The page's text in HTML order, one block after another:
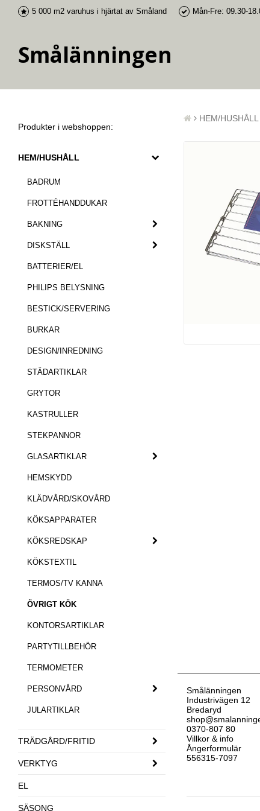
5 000 m2 varuhus i hjärtat av Småland Mån-Fre: 09.30-
Smålänningen
Produkter i webshoppen:
HEM/HUSHÅLL
BADRUM
FROTTÉHANDDUKAR
BAKNING
DISKSTÄLL
BATTERIER/EL
PHILIPS BELYSNING
BESTICK/SERVERING
BURKAR
DESIGN/INREDNING
STÄDARTIKLAR
GRYTOR
KASTRULLER
STEKPANNOR
GLASARTIKLAR
HEMSKYDD
KLÄDVÅRD/SKOVÅRD
KÖKSAPPARATER
KÖKSREDSKAP
KÖKSTEXTIL
TERMOS/TV KANNA
ÖVRIGT KÖK
KONTORSARTIKLAR
PARTYTILLBEHÖR
TERMOMETER
PERSONVÅRD
JULARTIKLAR
TRÄDGÅRD/FRITID
VERKTYG
EL
SÄSONG
HEM/HUSHÅLL
Smålänningen
Industrivägen 12
Bredaryd
0370-807 80
Villkor & info
Ångerformulär
556315-7097